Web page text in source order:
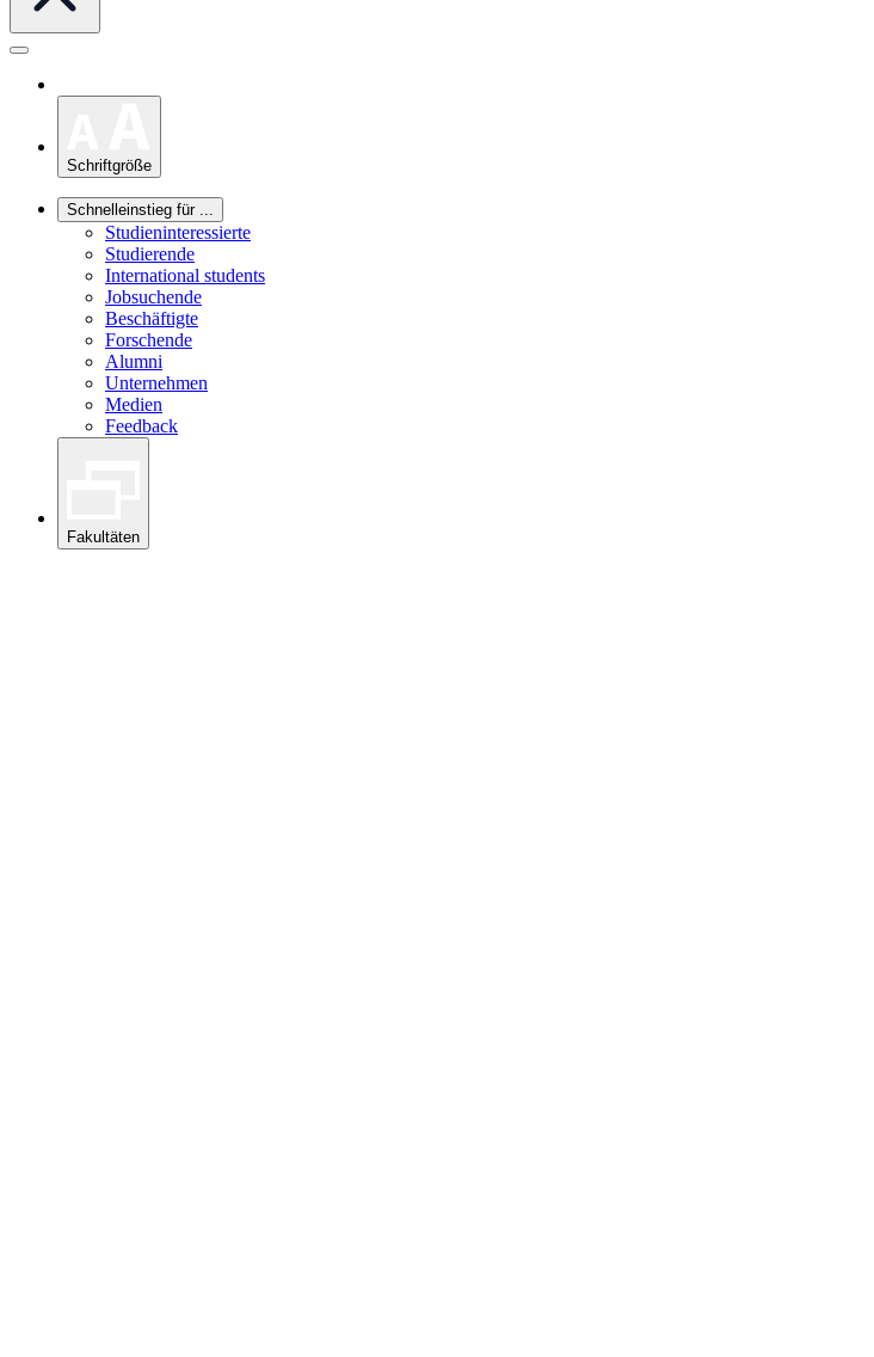
Schriftgröße
Schnelleinstieg für ...
Studieninteressierte
Studierende
International students
Jobsuchende
Beschäftigte
Forschende
Alumni
Unternehmen
Medien
Feedback
Fakultäten